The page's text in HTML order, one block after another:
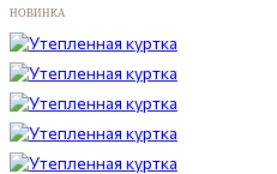
НОВИНКА